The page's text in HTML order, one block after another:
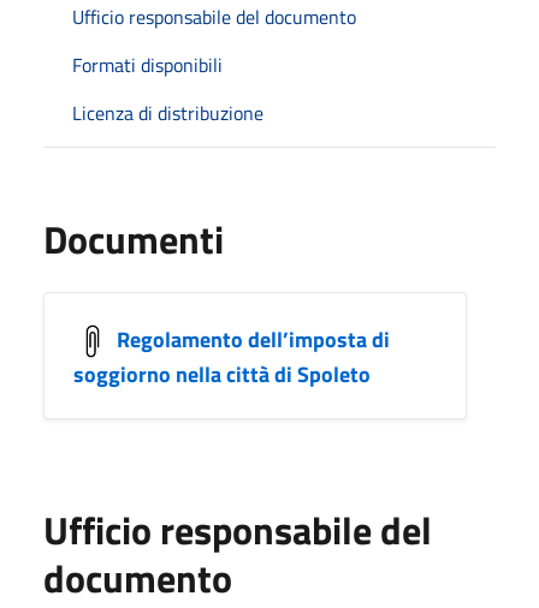
Ufficio responsabile del documento
Formati disponibili
Licenza di distribuzione
Documenti
Regolamento dell’imposta di
soggiorno nella città di Spoleto
Ufficio responsabile del
documento